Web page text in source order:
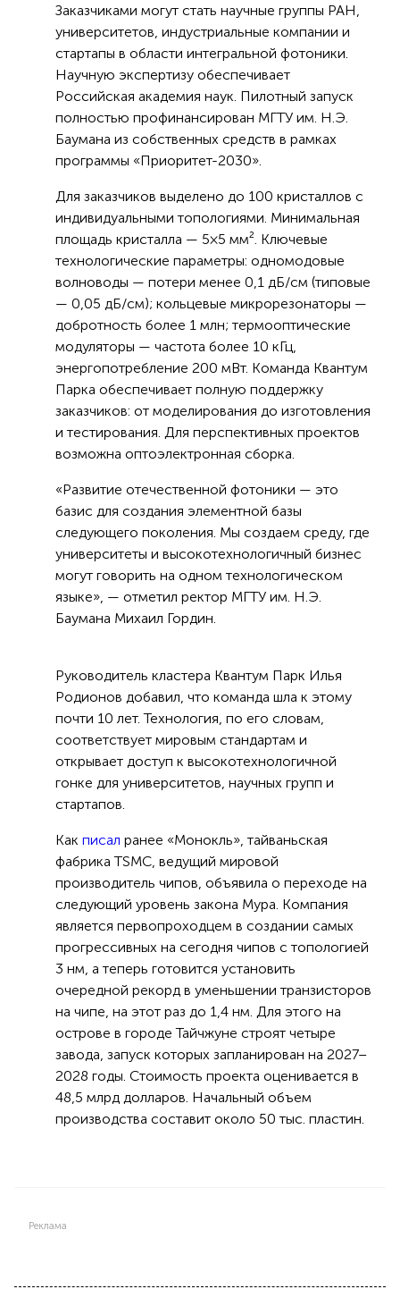
Заказчиками могут стать научные группы РАН,
университетов, индустриальные компании и
стартапы в области интегральной фотоники.
Научную экспертизу обеспечивает
Российская академия наук. Пилотный запуск
полностью профинансирован МГТУ им. Н.Э.
Баумана из собственных средств в рамках
программы «Приоритет-2030».
Для заказчиков выделено до 100 кристаллов с
индивидуальными топологиями. Минимальная
площадь кристалла — 5×5 мм². Ключевые
технологические параметры: одномодовые
волноводы — потери менее 0,1 дБ/см (типовые
— 0,05 дБ/см); кольцевые микрорезонаторы —
добротность более 1 млн; термооптические
модуляторы — частота более 10 кГц,
энергопотребление 200 мВт. Команда Квантум
Парка обеспечивает полную поддержку
заказчиков: от моделирования до изготовления
и тестирования. Для перспективных проектов
возможна оптоэлектронная сборка.
«Развитие отечественной фотоники — это
базис для создания элементной базы
следующего поколения. Мы создаем среду, где
университеты и высокотехнологичный бизнес
могут говорить на одном технологическом
языке», — отметил ректор МГТУ им. Н.Э.
Баумана Михаил Гордин.
Руководитель кластера Квантум Парк Илья
Родионов добавил, что команда шла к этому
почти 10 лет. Технология, по его словам,
соответствует мировым стандартам и
открывает доступ к высокотехнологичной
гонке для университетов, научных групп и
стартапов.
Как писал ранее «Монокль», тайваньская
фабрика TSMC, ведущий мировой
производитель чипов, объявила о переходе на
следующий уровень закона Мура. Компания
является первопроходцем в создании самых
прогрессивных на сегодня чипов с топологией
3 нм, а теперь готовится установить
очередной рекорд в уменьшении транзисторов
на чипе, на этот раз до 1,4 нм. Для этого на
острове в городе Тайчжуне строят четыре
завода, запуск которых запланирован на 2027–
2028 годы. Стоимость проекта оценивается в
48,5 млрд долларов. Начальный объем
производства составит около 50 тыс. пластин.
Реклама